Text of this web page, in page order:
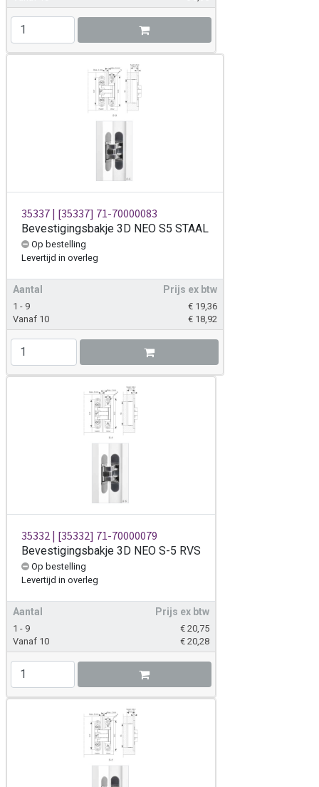
35337 | [35337] 71-70000083
Bevestigingsbakje 3D NEO S5 STAAL
Op bestelling
Levertijd in overleg
Aantal Prijs ex btw
1 - 9 € 19,36
Vanaf 10
€ 18,92
35332 | [35332] 71-70000079
Bevestigingsbakje 3D NEO S-5 RVS
Op bestelling
Levertijd in overleg
Aantal Prijs ex btw
1 - 9 € 20,75
Vanaf 10
€ 20,28